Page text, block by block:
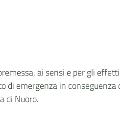
ai sensi e per gli
di emergenza in
di Nuoro.